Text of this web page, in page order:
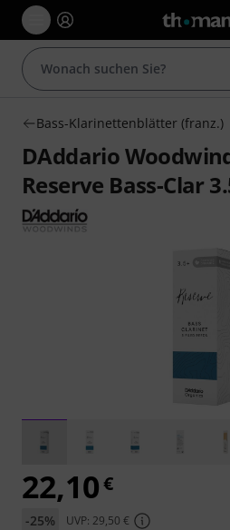
Bass-Klarinettenblätter (franz.)
DAddario
Reserve Bass-Clar
22,10€
-25% UVP: 29,50 €